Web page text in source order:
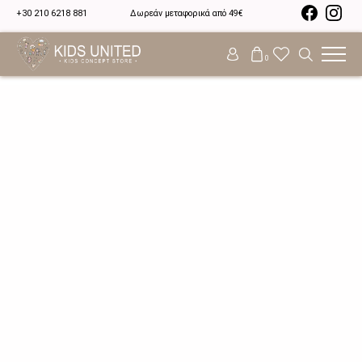
+30 210 6218 881 Δωρεάν μεταφορικά από 49€
0